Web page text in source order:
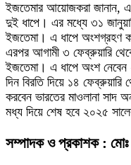
ইজতেমার আয়োজকরা জানান,
দুই ধাপে। এর মধ্যে ৩১
ইজতেমা। এ ধাপে অংশগ্রহণ
এরপর আগামী ৩ ফেব্রুয়ারি
ইজতেমা। এ ধাপে অংশ নেবেন
দিন বিরতি দিয়ে ১৪ ফেব্রুয়ারি
করবেন ভারতের মাওলানা সাদ
মধ্য দিয়ে শেষ হবে ২০২৫
সম্পাদক ও প্রকাশক : মোঃ